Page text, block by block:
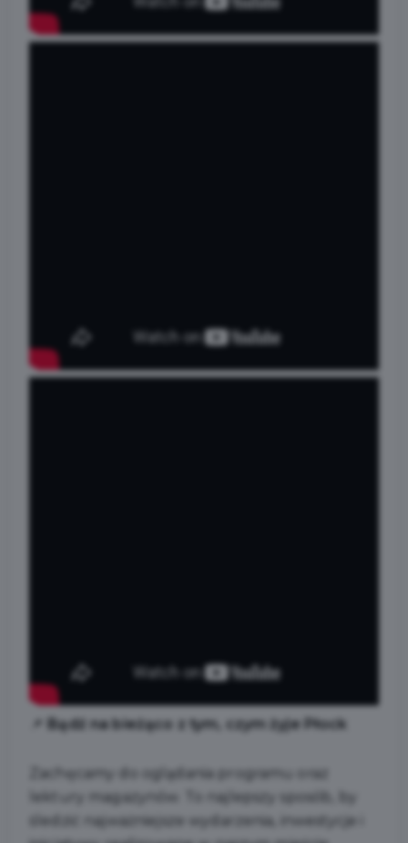
Bądź na bieżąco z tym, czym żyje Płock
Zachęcamy do oglądania programu oraz
lektury magazynów. To najlepszy sposób, by
śledzić najważniejsze wydarzenia, inwestycje i